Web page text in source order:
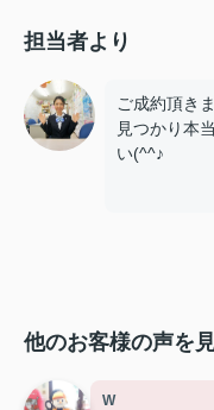
担当者より
ご成約頂き
見つかり本
い(^^♪
他のお客様の声を
W